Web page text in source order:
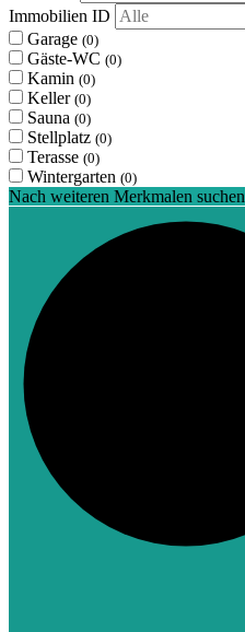
Immobilien ID
Garage (0)
Gäste-WC (0)
Kamin (0)
Keller (0)
Sauna (0)
Stellplatz (0)
Terasse (0)
Wintergarten (0)
Nach weiteren Merkmalen suchen